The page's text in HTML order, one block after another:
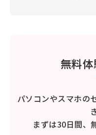
無料
パソコンやスマホの
まずは30日間、